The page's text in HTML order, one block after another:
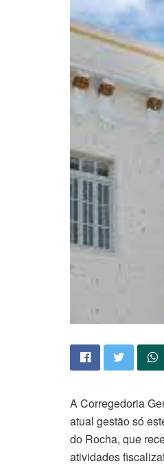
A Corregedoria
atual gestão só
do Rocha, que
atividades